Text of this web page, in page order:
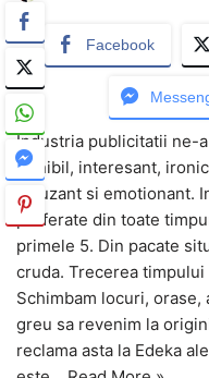
Facebook
Industria publicitatii ne-
Penibil, interesant,
amuzant si emotionant.
preferate din toate
primele 5. Din pacate
cruda. Trecerea
Schimbam locuri,
greu sa revenim la
reclama asta la Edeka